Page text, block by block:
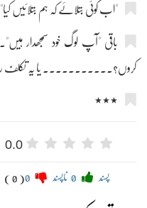
"اب کوئی بتلائے کہ ہم
باقی "آپ لوگ خود سمجھدار
کروں؟۔۔۔۔۔۔۔۔۔۔۔ یا یہ تکلف
٭٭٭
0.0
پسند ناپسند ( 0 )